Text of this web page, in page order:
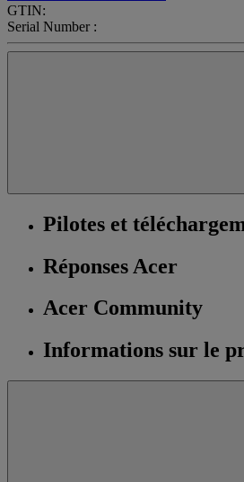
GTIN:
Serial Number :
Pilotes et
Réponses Acer
Acer Community
Informations sur le